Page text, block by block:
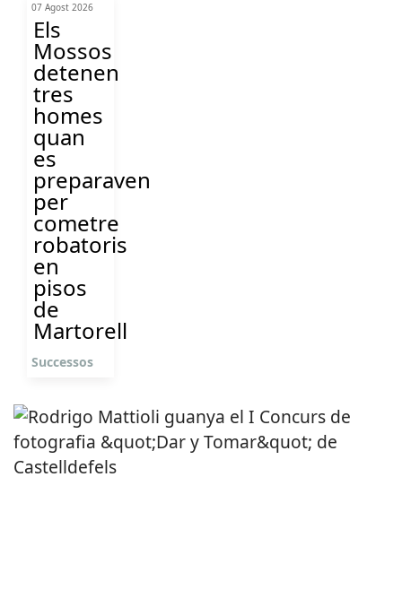
07 Agost 2026
Els
Mossos
detenen
tres
homes
quan
es
preparaven
per
cometre
robatoris
en
pisos
de
Martorell
Successos